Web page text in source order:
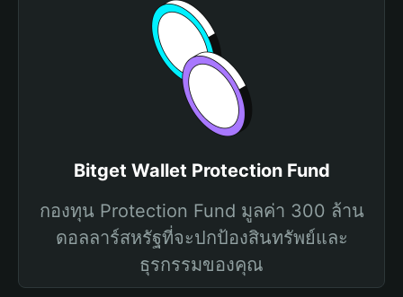
Bitget Wallet Protection Fund
กองทุน Protection Fund มูลค่า 300 ล้าน
ดอลลาร์สหรัฐที่จะปกป้องสินทรัพย์และ
ธุรกรรมของคุณ